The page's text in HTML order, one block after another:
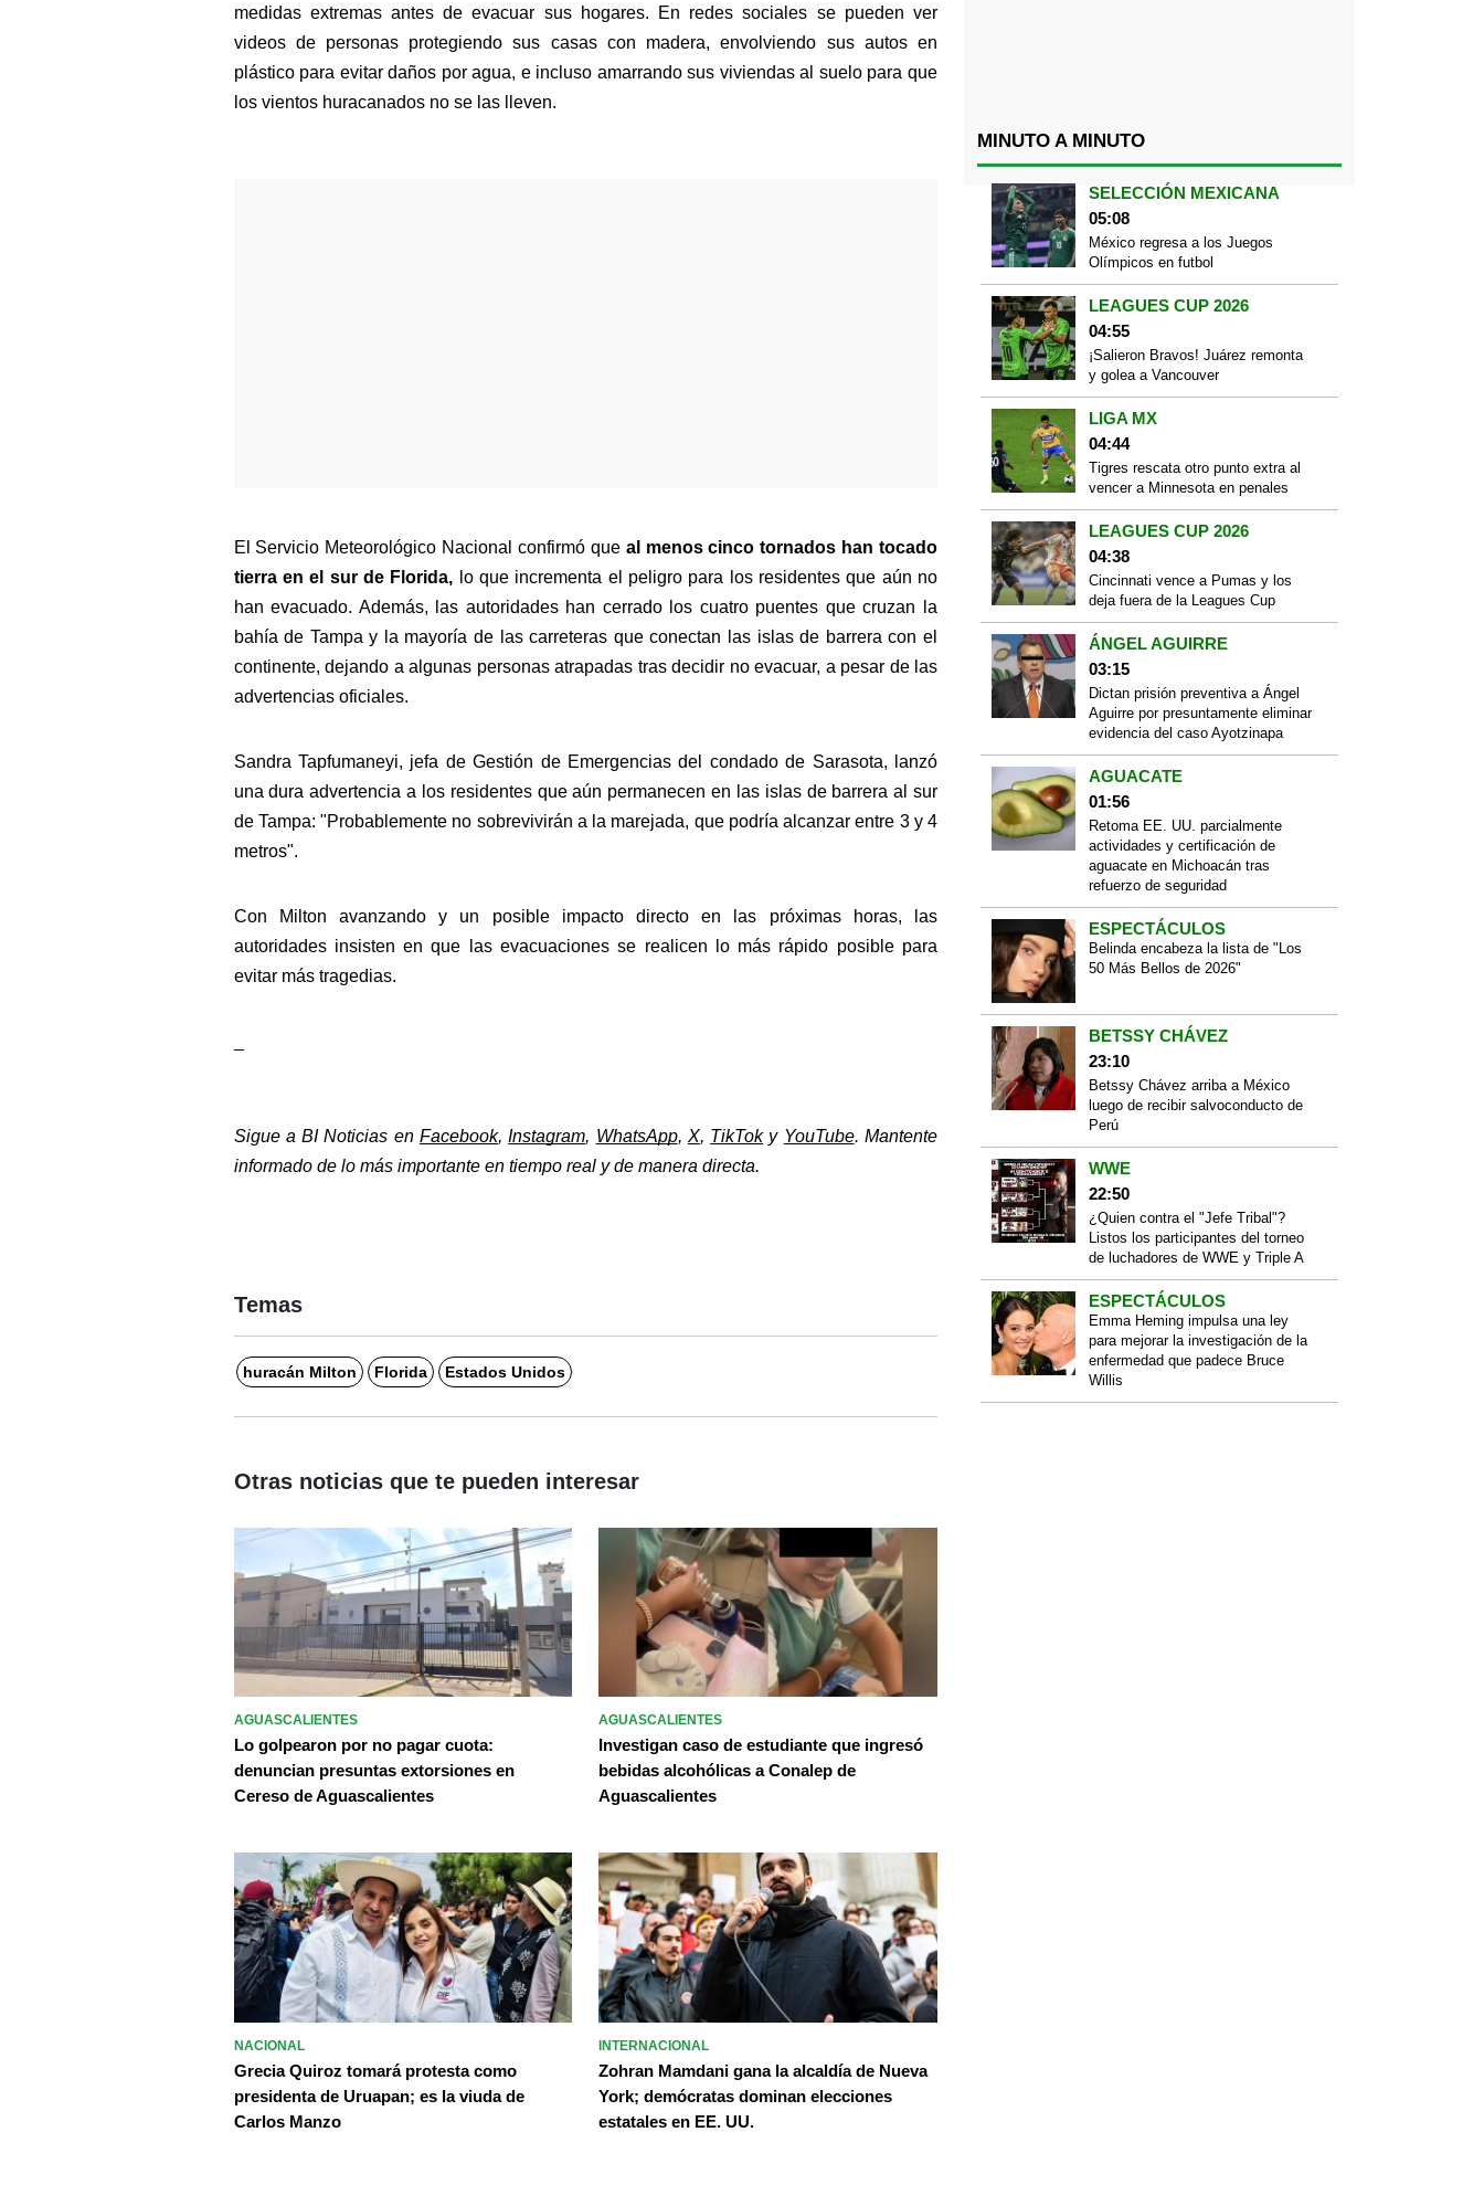
medidas extremas antes de evacuar sus hogares. En redes sociales se pueden ver
videos de personas protegiendo sus casas con madera, envolviendo sus autos en
plástico para evitar daños por agua, e incluso amarrando sus viviendas al suelo para que
los vientos huracanados no se las lleven.
El Servicio Meteorológico Nacional confirmó que al menos cinco tornados han tocado
tierra en el sur de Florida, lo que incrementa el peligro para los residentes que aún no
han evacuado. Además, las autoridades han cerrado los cuatro puentes que cruzan la
bahía de Tampa y la mayoría de las carreteras que conectan las islas de barrera con el
continente, dejando a algunas personas atrapadas tras decidir no evacuar, a pesar de las
advertencias oficiales.
Sandra Tapfumaneyi, jefa de Gestión de Emergencias del condado de Sarasota, lanzó
una dura advertencia a los residentes que aún permanecen en las islas de barrera al sur
de Tampa: "Probablemente no sobrevivirán a la marejada, que podría alcanzar entre 3 y 4
metros".
Con Milton avanzando y un posible impacto directo en las próximas horas, las
autoridades insisten en que las evacuaciones se realicen lo más rápido posible para
evitar más tragedias.
Sigue a BI Noticias en Facebook, Instagram, WhatsApp, X, TikTok y YouTube. Mantente
informado de lo más importante en tiempo real y de manera directa.
Temas
huracán Milton Florida Estados Unidos
MINUTO A MINUTO
SELECCIÓN MEXICANA
05:08
México regresa a los Juegos
Olímpicos en futbol
LEAGUES CUP 2026
04:55
¡Salieron Bravos! Juárez remonta
y golea a Vancouver
LIGA MX
04:44
Tigres rescata otro punto extra al
vencer a Minnesota en penales
LEAGUES CUP 2026
04:38
Cincinnati vence a Pumas y los
deja fuera de la Leagues Cup
ÁNGEL AGUIRRE
03:15
Dictan prisión preventiva a Ángel
Aguirre por presuntamente eliminar
evidencia del caso Ayotzinapa
AGUACATE
01:56
Retoma EE. UU. parcialmente
actividades y certificación de
aguacate en Michoacán tras
refuerzo de seguridad
ESPECTÁCULOS
Belinda encabeza la lista de "Los
50 Más Bellos de 2026"
BETSSY CHÁVEZ
23:10
Betssy Chávez arriba a México
luego de recibir salvoconducto de
Perú
WWE
22:50
¿Quien contra el "Jefe Tribal"?
Listos los participantes del torneo
de luchadores de WWE y Triple A
ESPECTÁCULOS
Emma Heming impulsa una ley
para mejorar la investigación de la
enfermedad que padece Bruce
Willis
Otras noticias que te pueden interesar
AGUASCALIENTES
Lo golpearon por no pagar cuota:
denuncian presuntas extorsiones en
Cereso de Aguascalientes
AGUASCALIENTES
Investigan caso de estudiante que ingresó
bebidas alcohólicas a Conalep de
Aguascalientes
NACIONAL
Grecia Quiroz tomará protesta como
presidenta de Uruapan; es la viuda de
Carlos Manzo
INTERNACIONAL
Zohran Mamdani gana la alcaldía de Nueva
York; demócratas dominan elecciones
estatales en EE. UU.